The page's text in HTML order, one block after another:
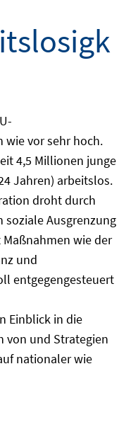
vor sehr hoch.
4,5 Millionen junge
Jahren) arbeitslos.
droht durch
Ausgrenzung
wie der
und
entgegengesteuert
Einblick in die
von und Strategien
nationaler wie